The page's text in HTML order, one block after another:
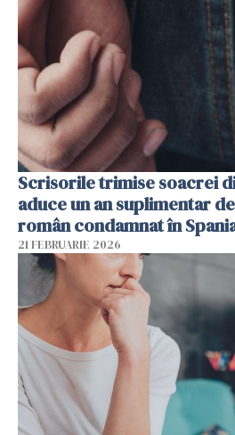
Scrisorile trimise soacrei
aduce un an suplimentar
român condamnat în
21 FEBRUARIE 2026